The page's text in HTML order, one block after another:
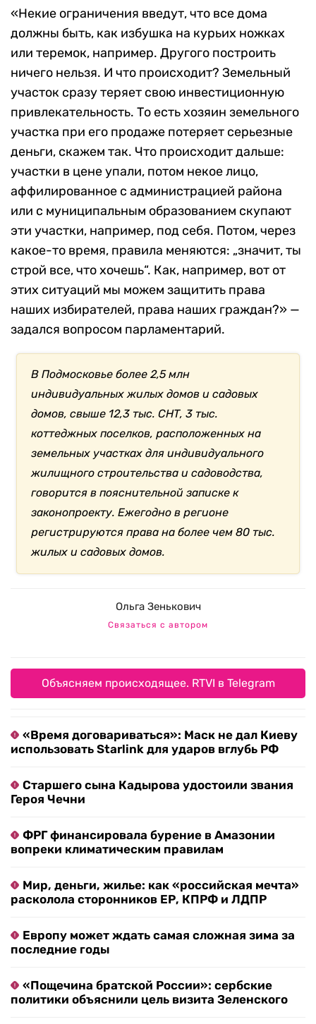
«Некие ограничения введут, что все дома
должны быть, как избушка на курьих ножках
или теремок, например. Другого построить
ничего нельзя. И что происходит? Земельный
участок сразу теряет свою инвестиционную
привлекательность. То есть хозяин земельного
участка при его продаже потеряет серьезные
деньги, скажем так. Что происходит дальше:
участки в цене упали, потом некое лицо,
аффилированное с администрацией района
или с муниципальным образованием скупают
эти участки, например, под себя. Потом, через
какое-то время, правила меняются: „значит, ты
строй все, что хочешь“. Как, например, вот от
этих ситуаций мы можем защитить права
наших избирателей, права наших граждан?» —
задался вопросом парламентарий.
В Подмосковье более 2,5 млн
индивидуальных жилых домов и садовых
домов, свыше 12,3 тыс. СНТ, 3 тыс.
коттеджных поселков, расположенных на
земельных участках для индивидуального
жилищного строительства и садоводства,
говорится в пояснительной записке к
законопроекту. Ежегодно в регионе
регистрируются права на более чем 80 тыс.
жилых и садовых домов.
Ольга Зенькович
Связаться с автором
Объясняем происходящее. RTVI в Telegram
«Время договариваться»: Маск не дал Киеву
использовать Starlink для ударов вглубь РФ
Старшего сына Кадырова удостоили звания
Героя Чечни
ФРГ финансировала бурение в Амазонии
вопреки климатическим правилам
Мир, деньги, жилье: как «российская мечта»
расколола сторонников ЕР, КПРФ и ЛДПР
Европу может ждать самая сложная зима за
последние годы
«Пощечина братской России»: сербские
политики объяснили цель визита Зеленского